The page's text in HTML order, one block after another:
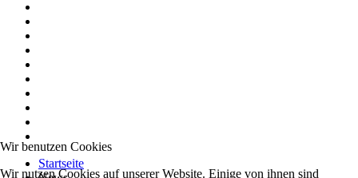
Startseite
Wir benutzen Cookies
Wir nutzen Cookies auf unserer Website. Einige von ihnen sind